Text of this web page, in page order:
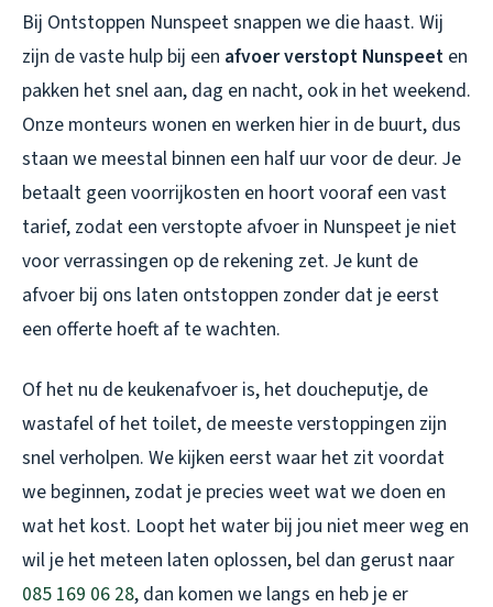
Bij Ontstoppen Nunspeet snappen we die haast. Wij
zijn de vaste hulp bij een afvoer verstopt Nunspeet en
pakken het snel aan, dag en nacht, ook in het weekend.
Onze monteurs wonen en werken hier in de buurt, dus
staan we meestal binnen een half uur voor de deur. Je
betaalt geen voorrijkosten en hoort vooraf een vast
tarief, zodat een verstopte afvoer in Nunspeet je niet
voor verrassingen op de rekening zet. Je kunt de
afvoer bij ons laten ontstoppen zonder dat je eerst
een offerte hoeft af te wachten.
Of het nu de keukenafvoer is, het doucheputje, de
wastafel of het toilet, de meeste verstoppingen zijn
snel verholpen. We kijken eerst waar het zit voordat
we beginnen, zodat je precies weet wat we doen en
wat het kost. Loopt het water bij jou niet meer weg en
wil je het meteen laten oplossen, bel dan gerust naar
085 169 06 28, dan komen we langs en heb je er